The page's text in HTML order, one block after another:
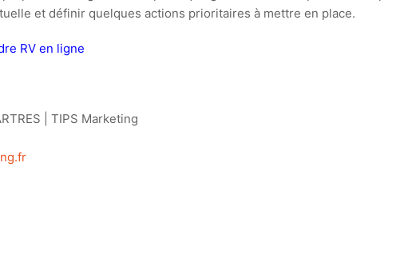
et définir quelques actions prioritaires à mettre en place.
RV en ligne
| TIPS Marketing